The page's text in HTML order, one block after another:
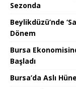
Sezonda
Beylikdüzü’nde
Dönem
Bursa
Başladı
Bursa’da Aslı